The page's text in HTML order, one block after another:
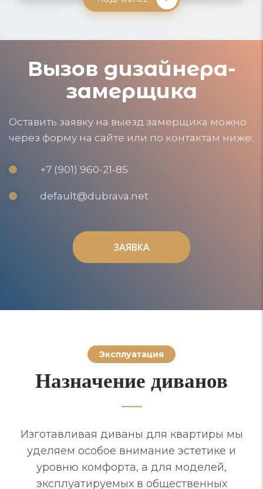
Вызов дизайнера-
замерщика
Оставить заявку на выезд замерщика можно
через форму на сайте или по контактам ниже:
+7 (901) 960-21-85
default@dubrava.net
ЗАЯВКА
ЗАЯВКА
Эксплуатация
Назначение диванов
Изготавливая диваны для квартиры мы
уделяем особое внимание эстетике и
уровню комфорта, а для моделей,
эксплуатируемых в общественных